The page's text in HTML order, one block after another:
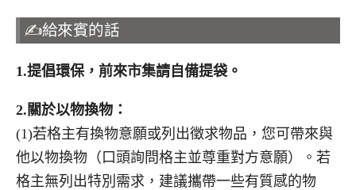
✍️給來賓的話
1.提倡環保，前來市集請自備提袋。
2. 關於以物換物：
(1)若格主有換物意願或列出徵求物品，您可帶來與
他以物換物（口頭詢問格主並尊重對方意願）。若
格主無列出特別需求，建議攜帶一些有質感的物